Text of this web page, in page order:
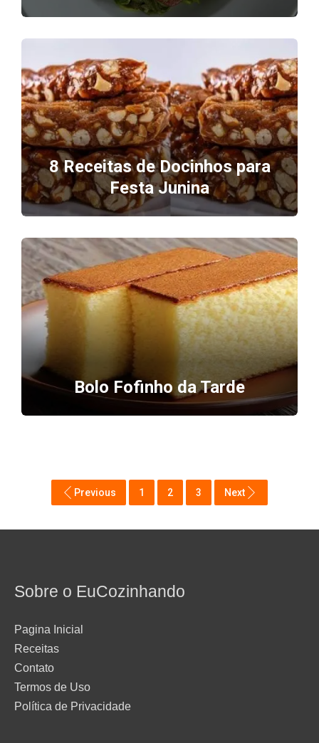
8 Receitas de Docinhos para
Festa Junina
Bolo Fofinho da Tarde
Previous 1 2 3 Next
Sobre o EuCozinhando
Pagina Inicial
Receitas
Contato
Termos de Uso
Política de Privacidade